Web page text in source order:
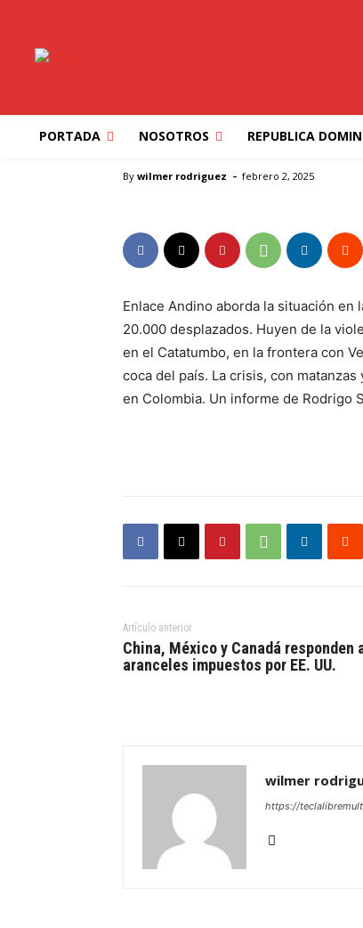
PORTADA NOSOTROS REPUBLICA
más amargas
By wilmer rodriguez - febrero 2, 2025
Enlace Andino aborda la situación en
20.000 desplazados. Huyen de la
en el Catatumbo, en la frontera con
coca del país. La crisis, con
en Colombia. Un informe de Rodrigo
Artículo anterior
China, México y Canadá responden
aranceles impuestos por EE. UU.
wilmer
https://